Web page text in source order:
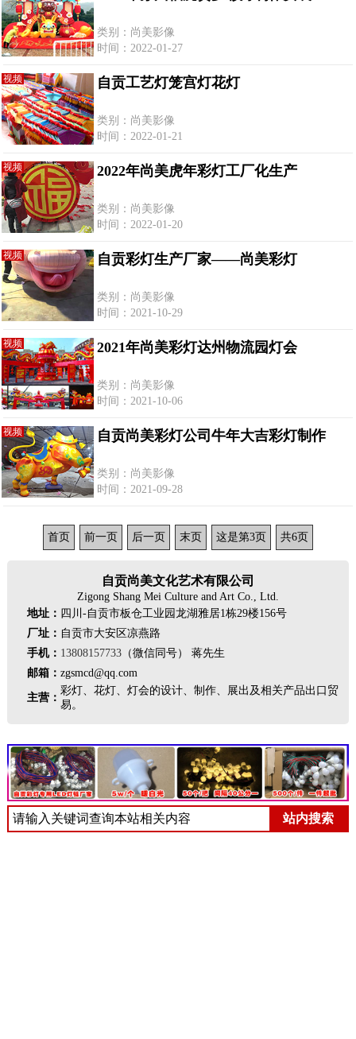
类别：尚美影像
时间：2022-01-27
视频 自贡工艺灯笼宫灯花灯
类别：尚美影像
时间：2022-01-21
视频 2022年尚美虎年彩灯工厂化生产
类别：尚美影像
时间：2022-01-20
视频 自贡彩灯生产厂家——尚美彩灯
类别：尚美影像
时间：2021-10-29
视频 2021年尚美彩灯达州物流园灯会
类别：尚美影像
时间：2021-10-06
视频 自贡尚美彩灯公司牛年大吉彩灯制作
类别：尚美影像
时间：2021-09-28
首页 前一页 后一页 末页 这是第3页 共6页
自贡尚美文化艺术有限公司
Zigong Shang Mei Culture and Art Co., Ltd.
地址： 四川-自贡市板仓工业园龙湖雅居1栋29楼156号
厂址： 自贡市大安区凉燕路
手机： 13808157733（微信同号） 蒋先生
邮箱： zgsmcd@qq.com
主营：
彩灯、花灯、灯会的设计、制作、展出及相关产品出口贸
易。